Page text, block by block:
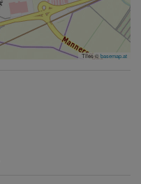
Tiles ©basemap.at